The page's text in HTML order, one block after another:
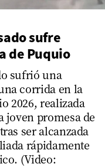
sufre
de Puquio
sufrió una
corrida en la
2026, realizada
joven promesa de
ser alcanzada
rápidamente
(Video: